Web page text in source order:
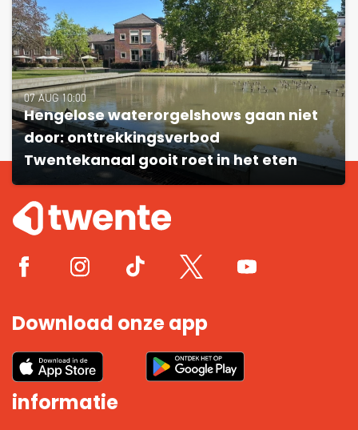
07 AUG 10:00
Hengelose waterorgelshows gaan niet
door: onttrekkingsverbod
Twentekanaal gooit roet in het eten
Download onze app
informatie